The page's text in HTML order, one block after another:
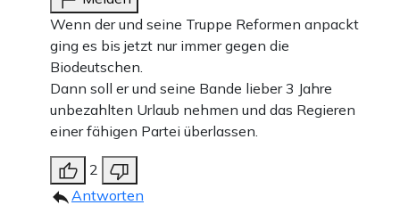
Wenn der und seine Truppe Reformen anpackt
ging es bis jetzt nur immer gegen die
Biodeutschen.
Dann soll er und seine Bande lieber 3 Jahre
unbezahlten Urlaub nehmen und das Regieren
einer fähigen Partei überlassen.
2
Antworten